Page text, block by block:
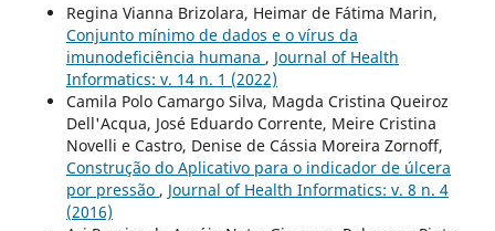
Regina Vianna Brizolara, Heimar de Fátima Marin,
Conjunto mínimo de dados e o vírus da
imunodeficiência humana , Journal of Health
Informatics: v. 14 n. 1 (2022)
Camila Polo Camargo Silva, Magda Cristina Queiroz
Dell'Acqua, José Eduardo Corrente, Meire Cristina
Novelli e Castro, Denise de Cássia Moreira Zornoff,
Construção do Aplicativo para o indicador de úlcera
por pressão , Journal of Health Informatics: v. 8 n. 4
(2016)